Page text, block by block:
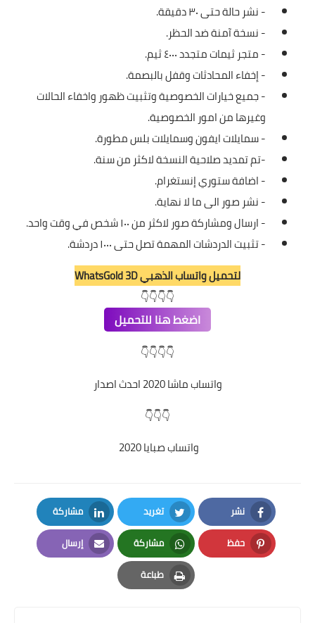
- نشر حالة حتى ٣٠ دقيقة.
- نسخة آمنة ضد الحظر.
- متجر ثيمات متجدد ٤٠٠٠ ثيم.
- إخفاء المحادثات وقفل بالبصمة.
- جميع خيارات الخصوصية وتثبيت ظهور واخفاء الحالات
وغيرها من امور الخصوصية.
- سمايلات ايفون وسمايلات بلس مطورة.
-تم تمديد صلاحية النسخة لاكثر من سنة.
- اضافة ستوري إنستغرام.
- نشر صور الى ما لا نهاية.
- ارسال ومشاركة صور لاكثر من ١٠٠ شخص في وقت واحد.
- تثبيت الدردشات المهمة تصل حتى ١٠٠٠ دردشة.
لتحميل واتساب الذهبي WhatsGold 3D
👇👇👇👇
اضغط هنا للتحميل
👇👇👇👇
واتساب ماشا 2020 احدث اصدار
👇👇👇
واتساب صبايا 2020
نشر
Facebook
تغريد
Twitter
مشاركة
LinkedIn
حفظ
Pinterest
مشاركة
Whatsapp
إرسال
Email
طباعة
Print